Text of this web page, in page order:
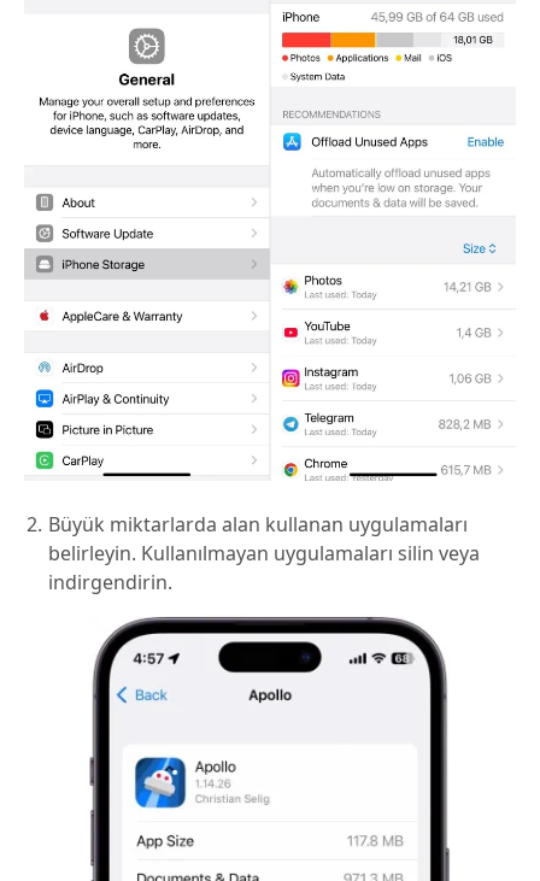
Büyük miktarlarda alan kullanan uygulamaları
belirleyin. Kullanılmayan uygulamaları silin veya
indirgendirin.